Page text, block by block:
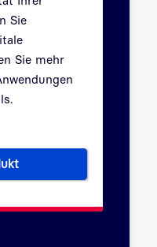
Sie
Sie mehr
Unterschreiben: